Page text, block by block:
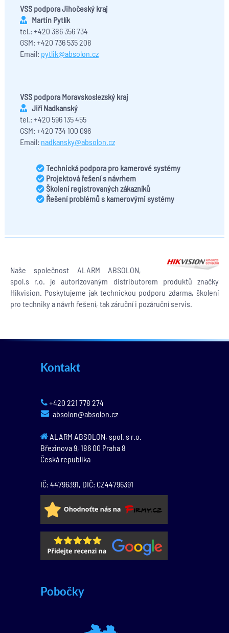
VSS podpora Jihočeský kraj
Martin Pytlík
tel.: +420 386 356 734
GSM: +420 736 535 208
Email: pytlik@absolon.cz
VSS podpora Moravskoslezský kraj
Jiří Nadkanský
tel.: +420 596 135 455
GSM: +420 734 100 096
Email: nadkansky@absolon.cz
Technická podpora pro kamerové systémy
Projektová řešení s návrhem
Školení registrovaných zákazníků
Řešení problémů s kamerovými systémy
Naše společnost ALARM ABSOLON,
spol.s r.o. je autorizovaným distributorem produktů značky
Hikvision. Poskytujeme jak technickou podporu zdarma, školení
pro techniky a návrh řešení, tak záruční i pozáruční servis.
Kontakt
+420 221 778 274
absolon@absolon.cz
ALARM ABSOLON, spol. s r.o.
Březinova 9, 186 00 Praha 8
Česká republika
IČ: 44796391, DIČ: CZ44796391
Pobočky